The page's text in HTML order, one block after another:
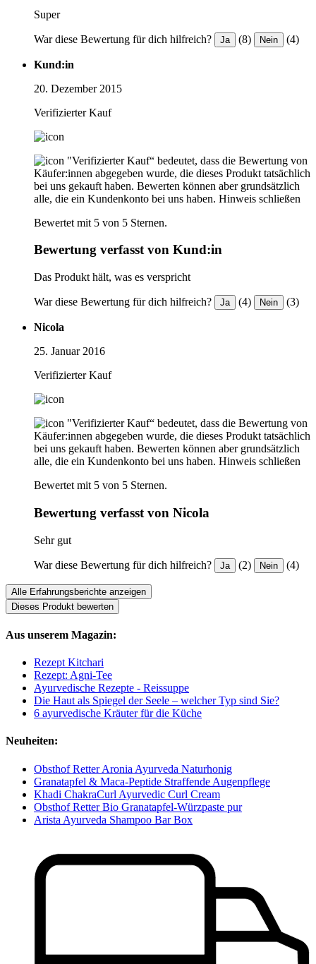
Super
War diese Bewertung für dich hilfreich? Ja (8) Nein (4)
Kund:in
20. Dezember 2015
Verifizierter Kauf
"Verifizierter Kauf“ bedeutet, dass die Bewertung von
Käufer:innen abgegeben wurde, die dieses Produkt tatsächlich
bei uns gekauft haben. Bewerten können aber grundsätzlich
alle, die ein Kundenkonto bei uns haben. Hinweis schließen
Bewertet mit 5 von 5 Sternen.
Bewertung verfasst von Kund:in
Das Produkt hält, was es verspricht
War diese Bewertung für dich hilfreich? Ja (4) Nein (3)
Nicola
25. Januar 2016
Verifizierter Kauf
"Verifizierter Kauf“ bedeutet, dass die Bewertung von
Käufer:innen abgegeben wurde, die dieses Produkt tatsächlich
bei uns gekauft haben. Bewerten können aber grundsätzlich
alle, die ein Kundenkonto bei uns haben. Hinweis schließen
Bewertet mit 5 von 5 Sternen.
Bewertung verfasst von Nicola
Sehr gut
War diese Bewertung für dich hilfreich? Ja (2) Nein (4)
Alle Erfahrungsberichte anzeigen
Dieses Produkt bewerten
Aus unserem Magazin:
Rezept Kitchari
Rezept: Agni-Tee
Ayurvedische Rezepte - Reissuppe
Die Haut als Spiegel der Seele – welcher Typ sind Sie?
6 ayurvedische Kräuter für die Küche
Neuheiten:
Obsthof Retter Aronia Ayurveda Naturhonig
Granatapfel & Maca-Peptide Straffende Augenpflege
Khadi ChakraCurl Ayurvedic Curl Cream
Obsthof Retter Bio Granatapfel-Würzpaste pur
Arista Ayurveda Shampoo Bar Box